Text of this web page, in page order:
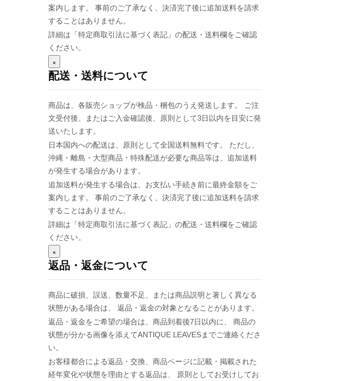
案内します。 事前のご了承なく、決済完了後に追加送料を請求
することはありません。
詳細は「特定商取引法に基づく表記」の配送・送料欄をご確認
ください。
×
配送・送料について
商品は、各販売ショップが検品・梱包のうえ発送します。 ご注
文受付後、またはご入金確認後、原則として3日以内を目安に発
送いたします。
日本国内への配送は、原則として全国送料無料です。 ただし、
沖縄・離島・大型商品・特殊配送が必要な商品等は、追加送料
が発生する場合があります。
追加送料が発生する場合は、お支払い手続き前に最終金額をご
案内します。 事前のご了承なく、決済完了後に追加送料を請求
することはありません。
詳細は「特定商取引法に基づく表記」の配送・送料欄をご確認
ください。
×
返品・返金について
商品に破損、誤送、数量不足、または商品説明と著しく異なる
状態がある場合は、 返品・返金の対象となることがあります。
返品・返金をご希望の場合は、商品到着後7日以内に、 商品の
状態が分かる画像を添えてANTIQUE LEAVESまでご連絡くださ
い。
お客様都合による返品・交換、商品ページに記載・掲載された
経年変化や状態を理由とする返品は、 原則としてお受けしてお